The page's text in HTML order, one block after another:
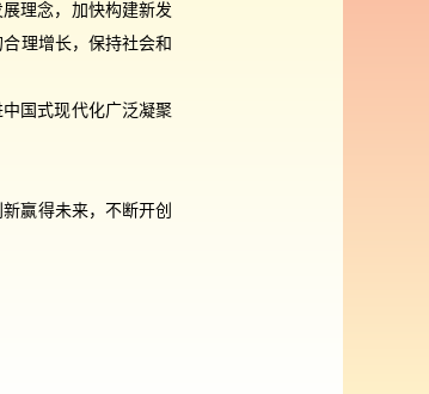
理念，加快构建新发
理增长，保持社会和
国式现代化广泛凝聚
赢得未来，不断开创